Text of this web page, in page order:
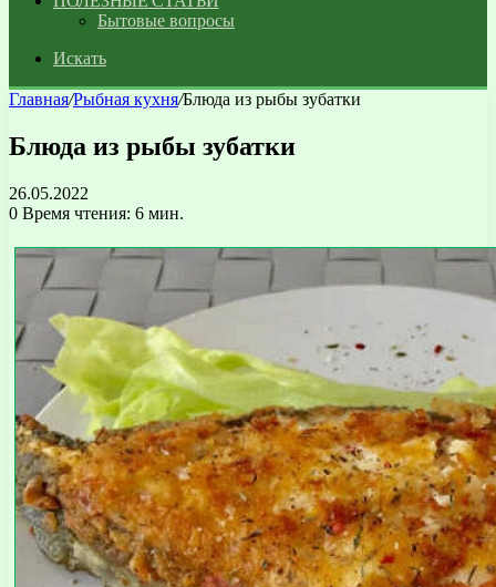
Бытовые вопросы
Искать
Главная/Рыбная кухня/Блюда из рыбы зубатки
Блюда из рыбы зубатки
26.05.2022
0 Время чтения: 6 мин.